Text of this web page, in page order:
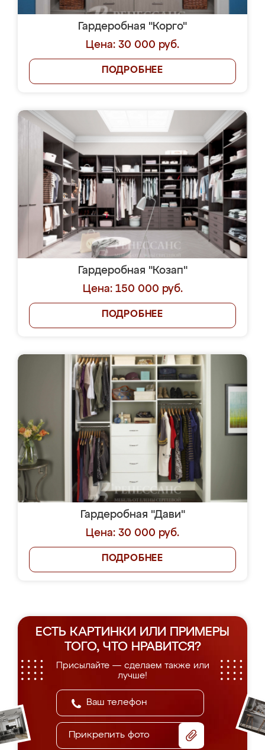
Гардеробная "Корго"
Цена: 30 000 руб.
ПОДРОБНЕЕ
Гардеробная "Козап"
Цена: 150 000 руб.
ПОДРОБНЕЕ
Гардеробная "Дави"
Цена: 30 000 руб.
ПОДРОБНЕЕ
ЕСТЬ КАРТИНКИ ИЛИ ПРИМЕРЫ
ТОГО, ЧТО НРАВИТСЯ?
Присылайте — сделаем также или
лучше!
Прикрепить фото